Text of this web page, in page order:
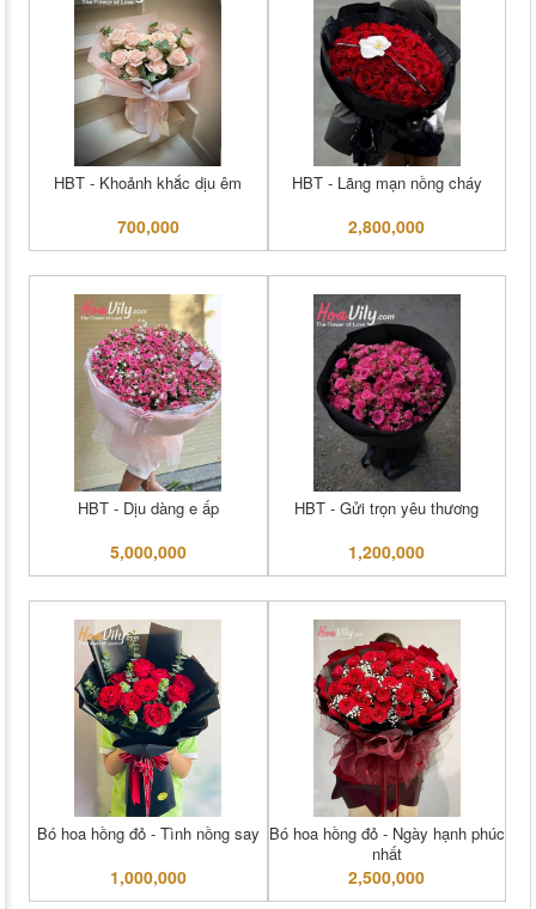
HBT - Khoảnh khắc dịu êm
700,000
HBT - Lãng mạn nồng cháy
2,800,000
HBT - Dịu dàng e ấp
5,000,000
HBT - Gửi trọn yêu thương
1,200,000
Bó hoa hồng đỏ - Tình nồng say
1,000,000
Bó hoa hồng đỏ - Ngày hạnh phúc
nhất
2,500,000